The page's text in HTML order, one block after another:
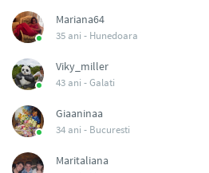
Mariana64
35 ani - Hunedoara
Viky_miller
43 ani -Galati
Giaaninaa
34 ani - Bucuresti
Maritaliana